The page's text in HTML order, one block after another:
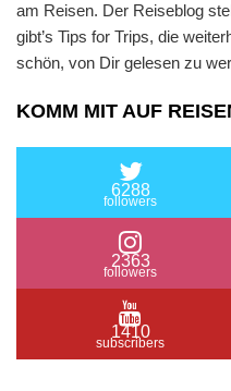
am Reisen. Der Reiseblog
gibt’s Tips for Trips, die
schön, von Dir gelesen zu
KOMM MIT AUF
6288
followers
2363
followers
1410
subscribers